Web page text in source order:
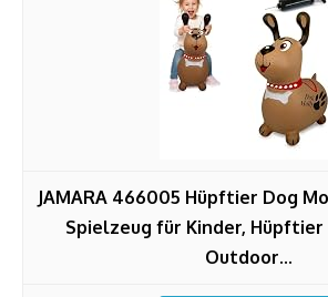
JAMARA 466005 Hüpftier Dog
Spielzeug für Kinder, Hüpftier
Outdoor...